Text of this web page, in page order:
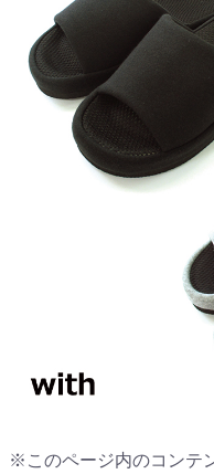
※このページ内のコンテ